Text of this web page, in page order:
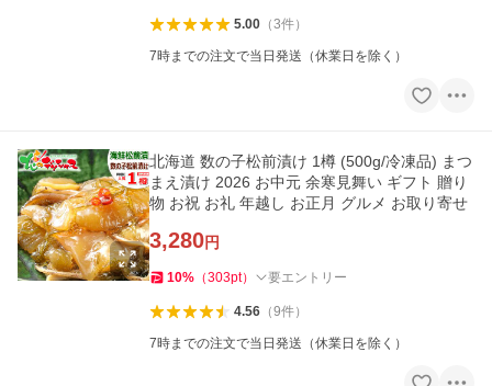
5.00（3件）
7時までの注文で当日発送（休業日を除く）
北海道 数の子松前漬け 1樽 (500g/冷凍品) まつ
まえ漬け 2026 お中元 余寒見舞い ギフト 贈り
物 お祝 お礼 年越し お正月 グルメ お取り寄せ
3,280円
10% （303pt） 要エントリー
4.56（9件）
7時までの注文で当日発送（休業日を除く）